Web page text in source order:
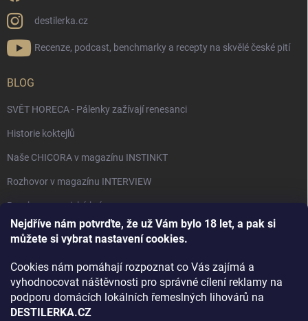
Nejdříve nám potvrďte, že už Vám bylo 18 let, a pak si
můžete si vybrat nastavení cookies.
Cookies nám pomáhají rozpoznat co Vás zajímá a
vyhodnocovat náštěvnosti pro správné cílení reklamy na
podporu domácích lokálních řemeslných lihovárů na
DESTILERKA.CZ
destilerka.cz
Recenze, podcast, benchmarky a recepty na skvělé české pití
BLOG
SVĚT HORECA - Pálenky zažívají renesanci
Historie koktejlů
Naše CHICORA v magazínu INSTINKT
Rozhovor v magazínu INTERVIEW
Bourbon, americká krása.
Napsali v TÝDNU o naší práci
Rozhovor s DESTILERKA.CZ v magazínu DRINKING-CAT
Jak vybrat dárek na Vánoce